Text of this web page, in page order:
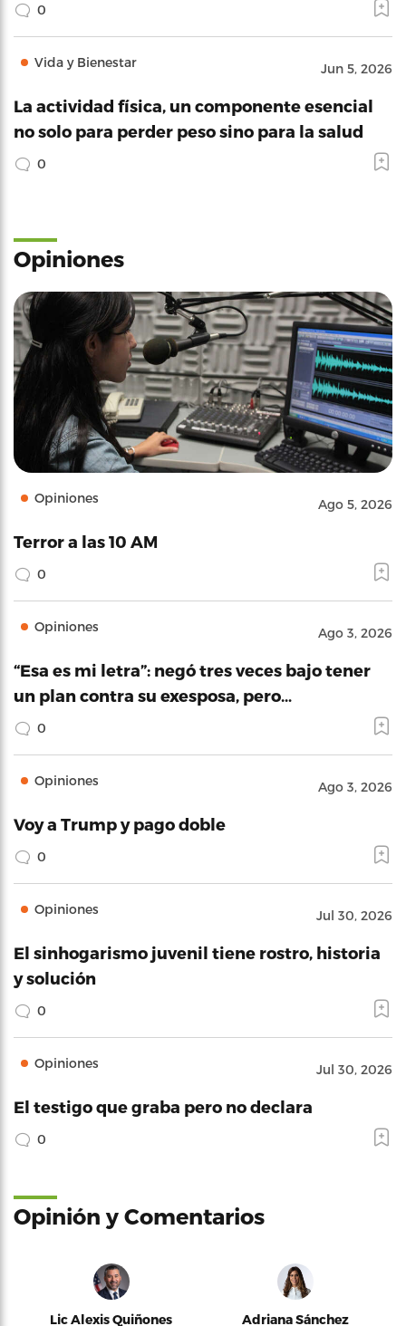
0
Vida y Bienestar Jun 5, 2026
La actividad física, un componente esencial
no solo para perder peso sino para la salud
0
Opiniones
Opiniones Ago 5, 2026
Terror a las 10 AM
0
Opiniones Ago 3, 2026
“Esa es mi letra”: negó tres veces bajo tener
un plan contra su exesposa, pero…
0
Opiniones Ago 3, 2026
Voy a Trump y pago doble
0
Opiniones Jul 30, 2026
El sinhogarismo juvenil tiene rostro, historia
y solución
0
Opiniones Jul 30, 2026
El testigo que graba pero no declara
0
Opinión y Comentarios
Lic Alexis Quiñones Adriana Sánchez